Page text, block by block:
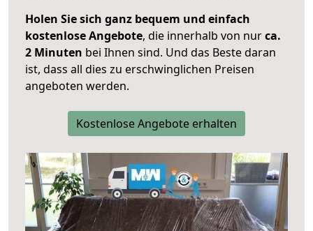
Holen Sie sich ganz bequem und einfach
kostenlose Angebote, die innerhalb von nurca.
2 Minuten bei Ihnen sind. Und das Beste daran
ist, dass all dies zu erschwinglichen Preisen
angeboten werden.
Kostenlose Angebote erhalten